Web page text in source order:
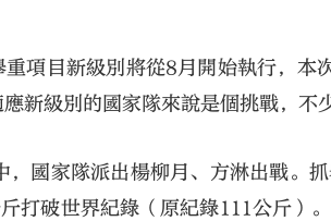
項目新級別將從8月開始執行，
新級別的國家隊來說是個挑戰，不
，國家隊派出楊柳月、方淋出戰。
打破世界紀錄（原紀錄111公斤）